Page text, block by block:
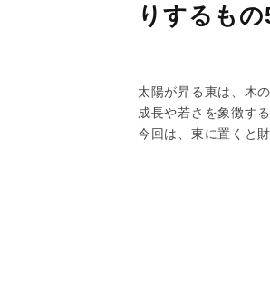
りするも
太陽が昇る東は、木
成長や若さを象徴す
今回は、東に置くと